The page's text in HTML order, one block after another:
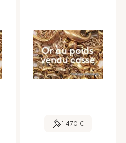
1 470 €